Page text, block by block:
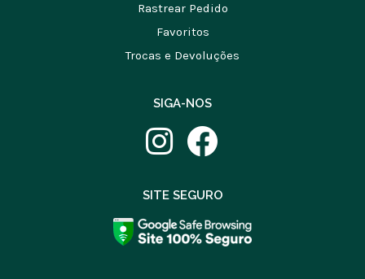
Rastrear Pedido
Favoritos
Trocas e Devoluções
SIGA-NOS
SITE SEGURO